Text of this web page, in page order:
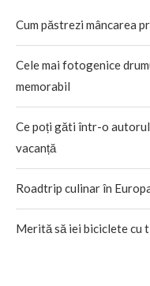
Cum păstrezi mâncarea
Cele mai fotogenice
memorabil
Ce poți găti într-o
vacanță
Roadtrip culinar în
Merită să iei biciclete cu